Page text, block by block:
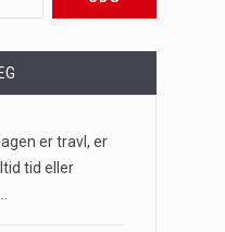
er travl, er
tid eller